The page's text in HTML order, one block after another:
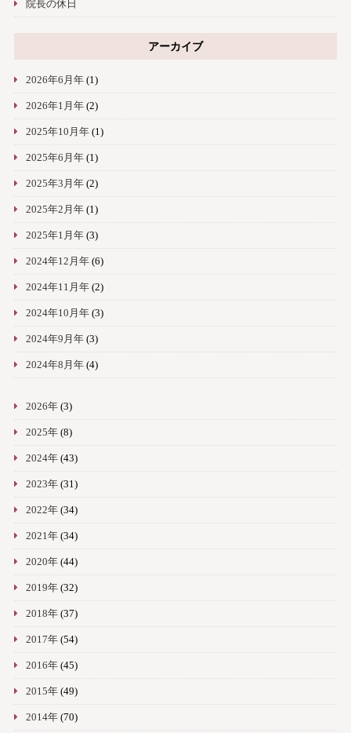
院長の休日
アーカイブ
2026年6月年(1)
2026年1月年(2)
2025年10月年(1)
2025年6月年(1)
2025年3月年(2)
2025年2月年(1)
2025年1月年(3)
2024年12月年(6)
2024年11月年(2)
2024年10月年(3)
2024年9月年(3)
2024年8月年(4)
2026年(3)
2025年(8)
2024年(43)
2023年(31)
2022年(34)
2021年(34)
2020年(44)
2019年(32)
2018年(37)
2017年(54)
2016年(45)
2015年(49)
2014年(70)